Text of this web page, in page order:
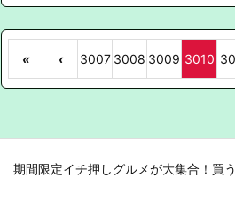
« ‹ 3007 3008 3009 3010
期間限定イチ押しグルメが大集合！買